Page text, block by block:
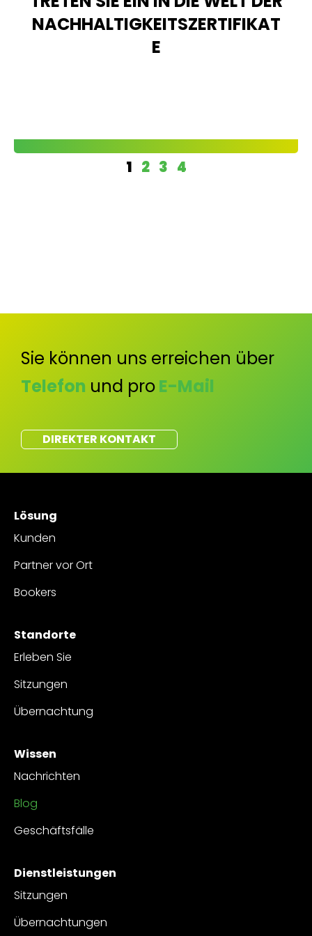
NACHHALTIGKEITSZERTIFIKAT
E
1 2 3 4
Sie können uns erreichen über
Telefon und proE-Mail
DIREKTER KONTAKT
Lösung
Kunden
Partner vor Ort
Bookers
Standorte
Erleben Sie
Sitzungen
Übernachtung
Wissen
Nachrichten
Blog
Geschäftsfälle
Dienstleistungen
Sitzungen
Übernachtungen